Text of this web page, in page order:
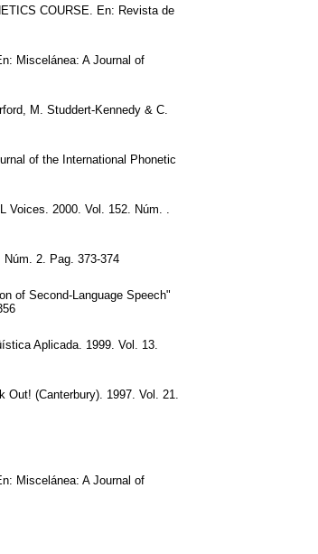
COURSE. En: Revista de
Miscelánea: A Journal of
M. Studdert-Kennedy & C.
of the International Phonetic
Voices. 2000. Vol. 152. Núm. .
Núm. 2. Pag. 373-374
of Second-Language Speech"
Aplicada. 1999. Vol. 13.
Out! (Canterbury). 1997. Vol. 21.
Miscelánea: A Journal of